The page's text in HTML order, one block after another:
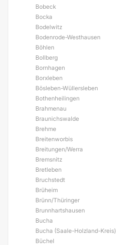
Bobeck
Bocka
Bodelwitz
Bodenrode-Westhausen
Böhlen
Bollberg
Bornhagen
Borxleben
Bösleben-Wüllersleben
Bothenheilingen
Brahmenau
Braunichswalde
Brehme
Breitenworbis
Breitungen/Werra
Bremsnitz
Bretleben
Bruchstedt
Brüheim
Brünn/Thüringer
Brunnhartshausen
Bucha
Bucha (Saale-Holzland-Kreis)
Büchel